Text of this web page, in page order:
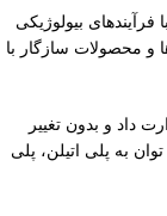
فرآیندهای بیولوژیکی
و محصولات سازگار با
داد و بدون تغییر
به پلی اتیلن، پلی